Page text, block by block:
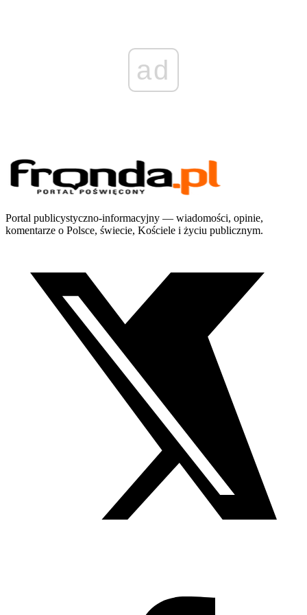
ad
Portal publicystyczno-informacyjny — wiadomości, opinie,
komentarze o Polsce, świecie, Kościele i życiu publicznym.